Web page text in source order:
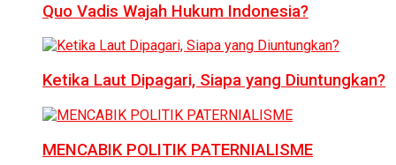
Quo Vadis Wajah Hukum Indonesia?
Ketika Laut Dipagari, Siapa yang Diuntungkan?
MENCABIK POLITIK PATERNIALISME